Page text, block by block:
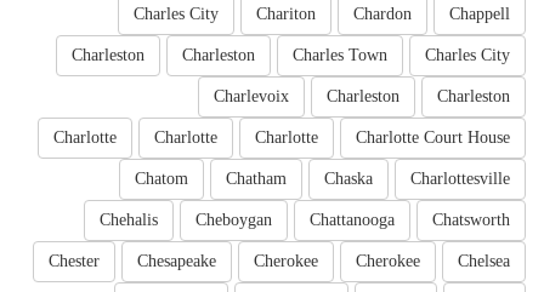
Chappell
Chardon
Chariton
Charles City
Charles City
Charles Town
Charleston
Charleston
Charleston
Charleston
Charlevoix
Charlotte Court House
Charlotte
Charlotte
Charlotte
Charlottesville
Chaska
Chatham
Chatom
Chatsworth
Chattanooga
Cheboygan
Chehalis
Chelsea
Cherokee
Cherokee
Chesapeake
Chester